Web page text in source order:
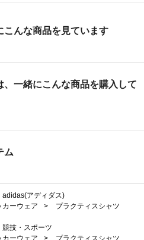
こんな商品を見ています
、一緒にこんな商品を購入して
ム
adidas(アディダス)
カーウェア >
プラクティスシャツ
競技・スポーツ